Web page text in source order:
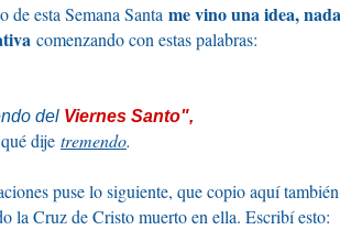
de esta Semana Santa me vino una idea,
comenzando con estas palabras:
del Viernes Santo",
dije tremendo.
puse lo siguiente, que copio aquí
la Cruz de Cristo muerto en ella. Escribí esto: